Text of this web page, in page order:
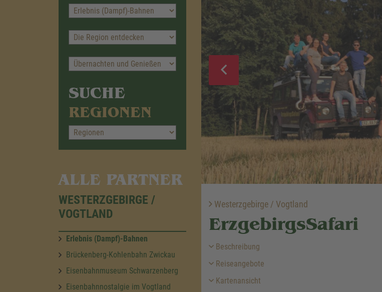
SUCHE
REGIONEN
ALLE PARTNER
WESTERZGEBIRGE /
VOGTLAND
Erlebnis (Dampf)-Bahnen
Brückenberg-Kohlenbahn Zwickau
Eisenbahnmuseum Schwarzenberg
Eisenbahnnostalgie im Vogtland
Westerzgebirge / Vogtland
ErzgebirgsSafari
Beschreibung
Reiseangebote
Kartenansicht